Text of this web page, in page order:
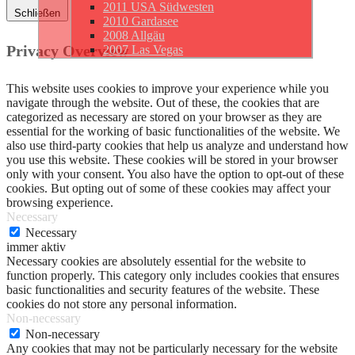
2011 USA Südwesten
2010 Gardasee
2008 Allgäu
2007 Las Vegas
Schließen
Privacy Overview
This website uses cookies to improve your experience while you
navigate through the website. Out of these, the cookies that are
categorized as necessary are stored on your browser as they are
essential for the working of basic functionalities of the website. We
also use third-party cookies that help us analyze and understand how
you use this website. These cookies will be stored in your browser
only with your consent. You also have the option to opt-out of these
cookies. But opting out of some of these cookies may affect your
browsing experience.
Necessary
Necessary
immer aktiv
Necessary cookies are absolutely essential for the website to
function properly. This category only includes cookies that ensures
basic functionalities and security features of the website. These
cookies do not store any personal information.
Non-necessary
Non-necessary
Any cookies that may not be particularly necessary for the website